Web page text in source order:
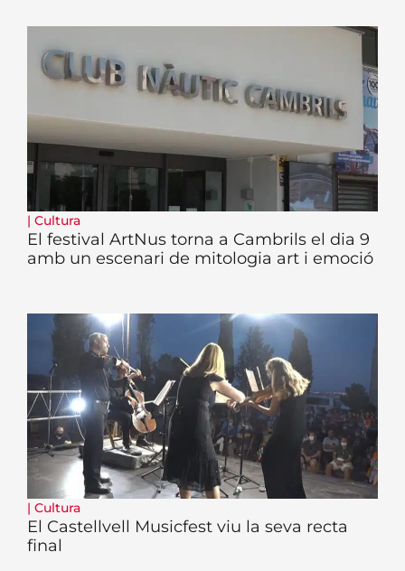
| Cultura
El festival ArtNus torna a Cambrils el dia 9
amb un escenari de mitologia art i emoció
| Cultura
El Castellvell Musicfest viu la seva recta
final